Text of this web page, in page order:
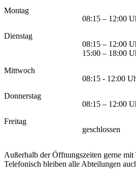
Montag
08:15 – 12:00
Dienstag
08:15 – 12:00
15:00 – 18:00
Mittwoch
08:15 - 12:00
Donnerstag
08:15 – 12:00
Freitag
geschlossen
Außerhalb der Öffnungszeiten gerne
Telefonisch bleiben alle Abteilungen